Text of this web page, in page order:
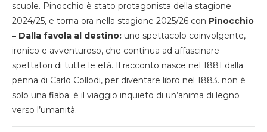
scuole. Pinocchio è stato protagonista della stagione
2024/25, e torna ora nella stagione 2025/26 con Pinocchio
– Dalla favola al destino: uno spettacolo coinvolgente,
ironico e avventuroso, che continua ad affascinare
spettatori di tutte le età. Il racconto nasce nel 1881 dalla
penna di Carlo Collodi, per diventare libro nel 1883. non è
solo una fiaba: è il viaggio inquieto di un’anima di legno
verso l’umanità.